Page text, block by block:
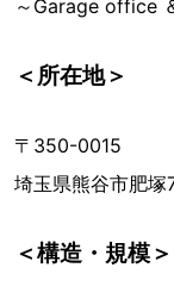
～Garage office
＜所在地＞
〒350-0015
埼玉県熊谷市肥塚
＜構造・規模＞